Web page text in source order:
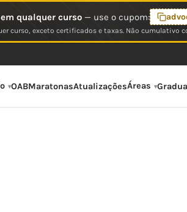
qualquer curso— use o cupom:
curso, exceto certificados e taxas. Não
OABMaratonasAtualizaçõesÁreas